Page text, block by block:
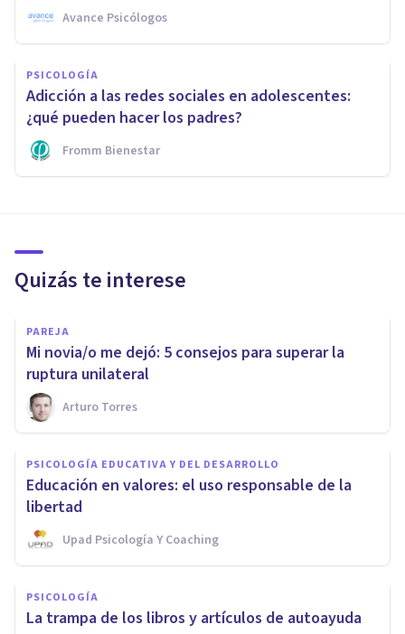
Avance Psicólogos
PSICOLOGÍA
Adicción a las redes sociales en adolescentes:
¿qué pueden hacer los padres?
Fromm Bienestar
Quizás te interese
PAREJA
Mi novia/o me dejó: 5 consejos para superar la
ruptura unilateral
Arturo Torres
PSICOLOGÍA EDUCATIVA Y DEL DESARROLLO
Educación en valores: el uso responsable de la
libertad
Upad Psicología Y Coaching
PSICOLOGÍA
La trampa de los libros y artículos de autoayuda